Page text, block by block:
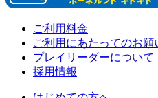
ご利用料金
ご利用にあたってのお願
プレイリーダーについて
採用情報